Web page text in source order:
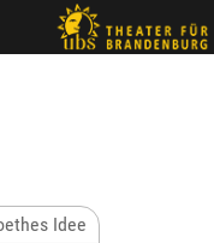
Idee